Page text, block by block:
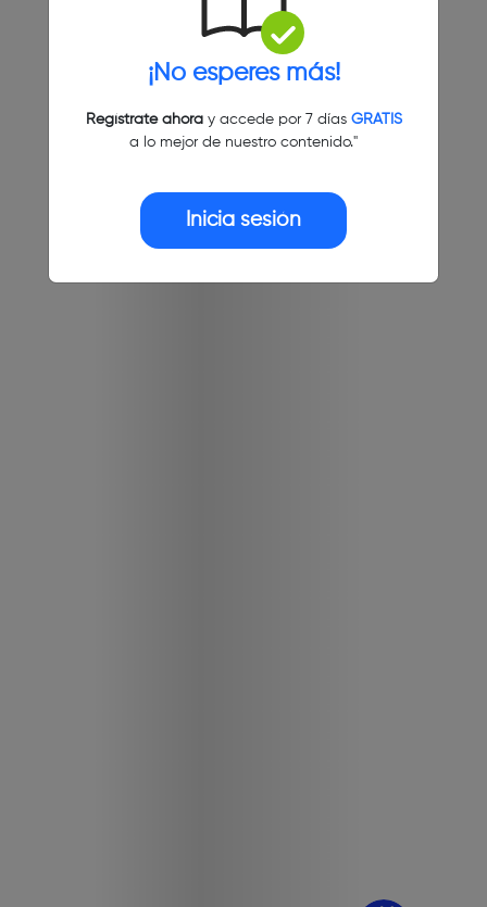
¡No esperes más!
Regístrate ahoray accede por 7 días GRATIS
a lo mejor de nuestro contenido."
Inicia sesión